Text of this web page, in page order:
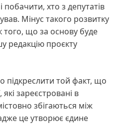
побачити, хто з депутатів
Мінус такого розвитку
того, що за основу буде
редакцію проєкту
підкреслити той факт, що
які зареєстровані в
збігаються між
це утворює єдине